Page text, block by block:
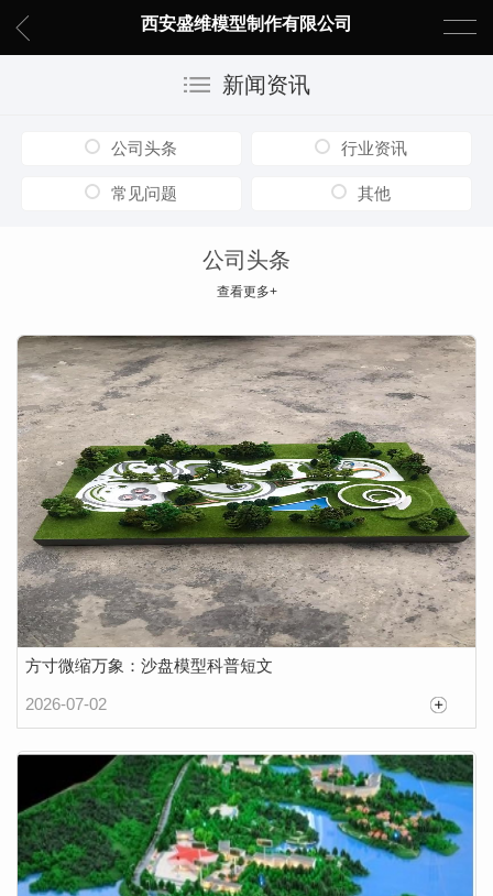
西安盛维模型制作有限公司
新闻资讯
公司头条 行业资讯
常见问题 其他
公司头条
查看更多+
方寸微缩万象：沙盘模型科普短文
2026-07-02